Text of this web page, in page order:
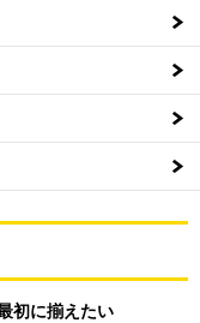
初に揃えたい